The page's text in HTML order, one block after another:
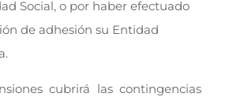
Social, o por haber efectuado
de adhesión su Entidad
cubrirá las contingencias